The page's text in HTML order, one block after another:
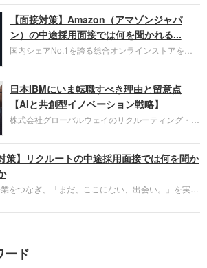
お勧めするイチオシ企業をご紹介します。今回はク
ラウド型CRMプラットフォームを提供する
HubSpot Japan（ハブスポット・ジャパン）株式会
社です。採用面接対策の企業研究にご活用くださ
い。
【面接対策】Amazon（アマゾンジャパ
ン）の中途採用面接では何を聞かれる...
国内シェアNo.1を誇る総合オンラインストアを運
圧倒的な存在感を持つAmazon。中途採用面接では
過去の具体的な業務成果やリーダーシップの発揮、
失敗からの学びが重視され、人間性やカルチャーフ
ィットも評価対象となり、長期的に成長できる仲間
であるかを多角的に審査されます。
日本IBMにいま転職すべき理由と留意点
【AIと共創型イノベーション戦略】
株式会社グローバルウェイのリクルーティング・パ
パーソンが利用する企業口コミサイト「キャリコ
ネ」の転職エージェントがお勧めするイチオシ企業
IBMです。採用面接対策の企業研究にご活用くださ
い。
策】リクルートの中途採用面接では何を聞か
をつなぎ、「まだ、ここにない、出会い。」を実現
の成果を具体的に問われるほか、「人間性」も評価
ード